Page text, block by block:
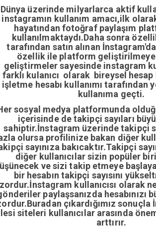
üzerinde milyarlarca aktif
instagramın kullanım amacı,ilk
hayatından fotoğraf paylaşım
kullanılmaktaydı.Daha sonra
tarafından satın alınan
özellik ile platform geliştirilmeye
geliştirmeler sayesinde instagram
farklı kulanıcı olarak bireysel hesap
işletme hesabı kullanımı tarafından
kullanıma geçti.
sosyal medya platformunda
içerisinde de takipçi sayıları
sahiptir.İnstagram üzerinde takipçi
olursa profilinize bakan diğer
sayınıza bakıcaktır.Takipçi
diğer kullanıcılar sizin popüler
ve sizi takip etmeye
bir hesabın takipçi sayısını
kullanıcısı olarak
paylaşsanızda hesabınızı
çıkardığımız
siteleri kullanıcılar arasında
arttırır.